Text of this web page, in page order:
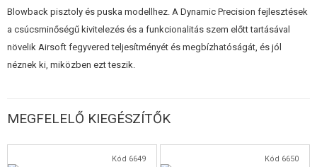
ELÉRHETŐSÉG
Blowback pisztoly és puska modellhez. A Dynamic Precision fejlesztések
a csúcsminőségű kivitelezés és a funkcionalitás szem előtt tartásával
növelik Airsoft fegyvered teljesítményét és megbízhatóságát, és jól
néznek ki, miközben ezt teszik.
MEGFELELŐ KIEGÉSZÍTŐK
Kód 6649 Kód 6650